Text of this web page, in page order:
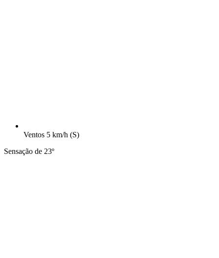
Ventos 5 km/h (S)
Sensação de 23º